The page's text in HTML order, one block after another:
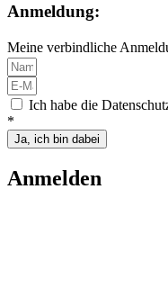
Anmeldung:
Meine verbindliche
Ich habe die
*
Ja, ich bin dabei
Anmelden